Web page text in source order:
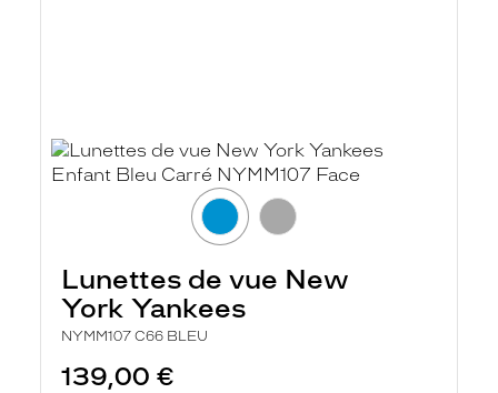
Lunettes de vue New
York Yankees
NYMM107 C66 BLEU
139,00 €